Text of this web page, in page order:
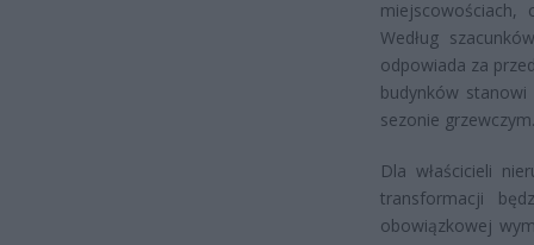
miejscowościach,
Według
odpowiada za
budynków stanowi
sezonie grzewczym.
Dla właścicieli
transformacji
obowiązkowej